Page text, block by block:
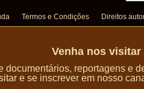
Termos e Condições Direitos
Venha nos
documentários, reportagens e
e se inscrever em nosso